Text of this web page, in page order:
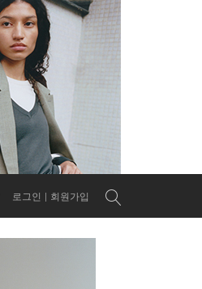
로그인 회원가입